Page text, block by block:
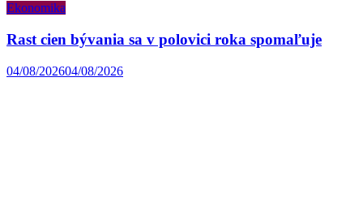
Ekonomika
Rast cien bývania sa v polovici roka spomaľuje
04/08/202604/08/2026